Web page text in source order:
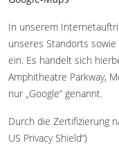
In unserem
unseres Standorts
ein. Es handelt sich
Amphitheatre Parkway,
nur „Google“ genannt.
Durch die Zertifizierung
US Privacy Shield“)